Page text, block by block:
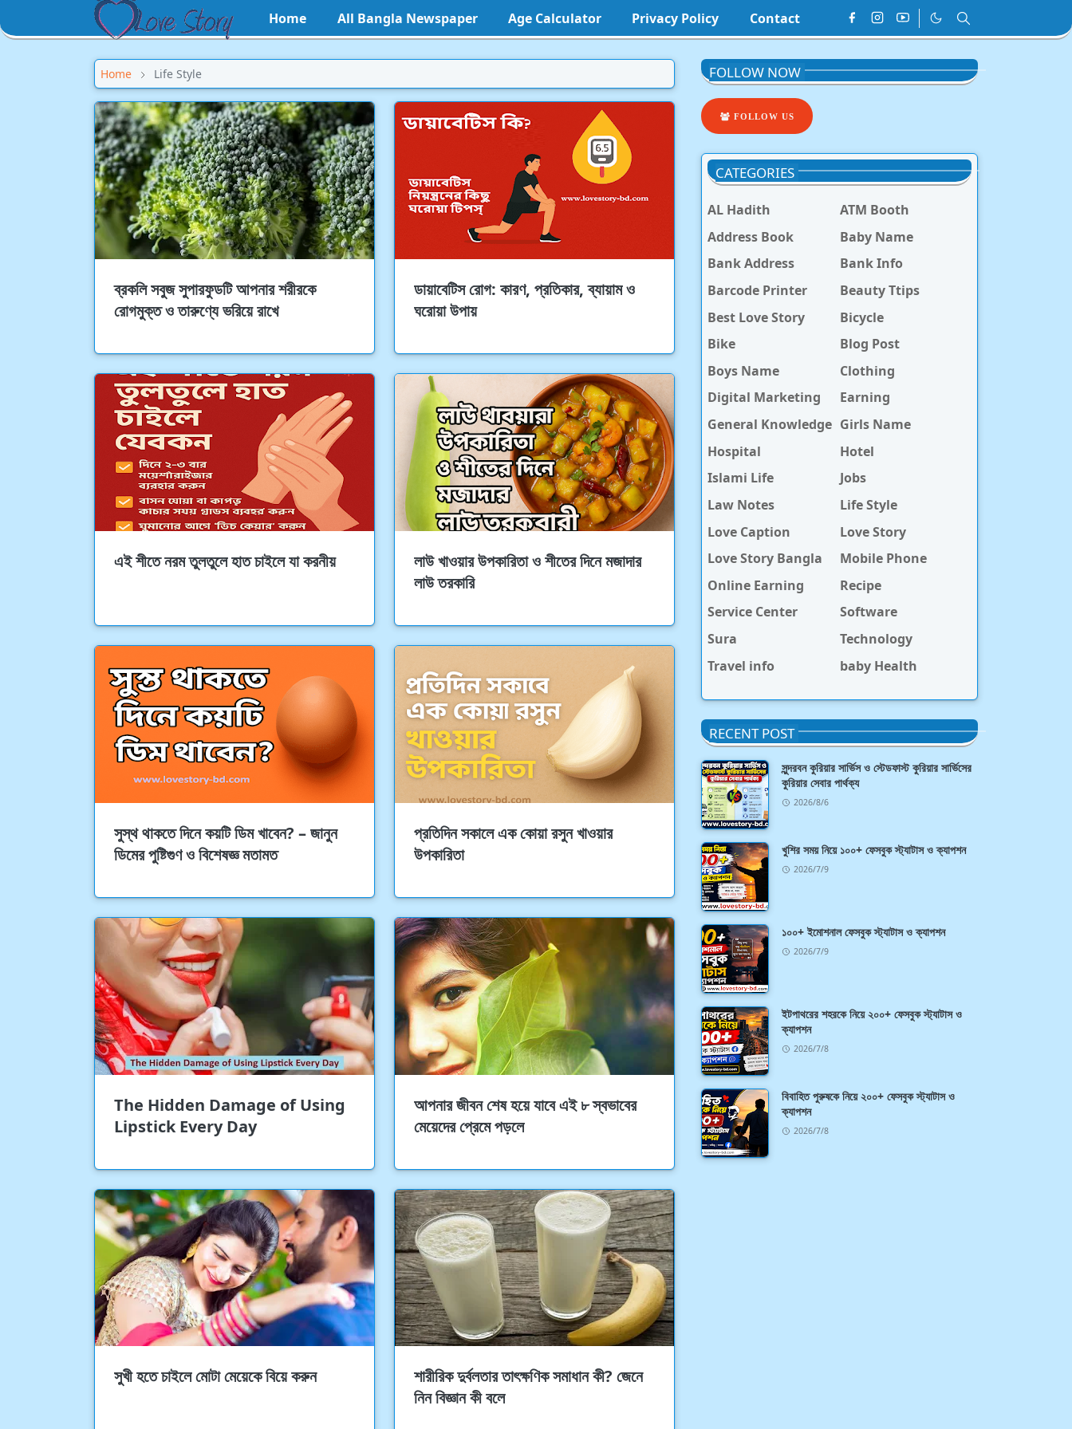
Home All Bangla Newspaper Age Calculator Privacy Policy Contact
Home Life Style
ব্রকলি সবুজ সুপারফুডটি আপনার শরীরকে
রোগমুক্ত ও তারুণ্যে ভরিয়ে রাখে
ডায়াবেটিস রোগ: কারণ, প্রতিকার, ব্যায়াম ও
ঘরোয়া উপায়
এই শীতে নরম তুলতুলে হাত চাইলে যা করনীয়
লাউ খাওয়ার উপকারিতা ও শীতের দিনে মজাদার
লাউ তরকারি
সুস্থ থাকতে দিনে কয়টি ডিম খাবেন? – জানুন
ডিমের পুষ্টিগুণ ও বিশেষজ্ঞ মতামত
প্রতিদিন সকালে এক কোয়া রসুন খাওয়ার
উপকারিতা
The Hidden Damage of Using
Lipstick Every Day
আপনার জীবন শেষ হয়ে যাবে এই ৮ স্বভাবের
মেয়েদের প্রেমে পড়লে
সুখী হতে চাইলে মোটা মেয়েকে বিয়ে করুন
শারীরিক দুর্বলতার তাৎক্ষণিক সমাধান কী? জেনে
নিন বিজ্ঞান কী বলে
FOLLOW NOW
FOLLOW US
CATEGORIES
AL Hadith
ATM Booth
Address Book
Baby Name
Bank Address
Bank Info
Barcode Printer
Beauty Ttips
Best Love Story
Bicycle
Bike
Blog Post
Boys Name
Clothing
Digital Marketing
Earning
General Knowledge Girls Name
Hospital
Hotel
Islami Life
Jobs
Law Notes
Life Style
Love Caption
Love Story
Love Story Bangla
Mobile Phone
Online Earning
Recipe
Service Center
Software
Sura
Technology
Travel info
baby Health
RECENT POST
সুন্দরবন কুরিয়ার সার্ভিস ও স্টেডফাস্ট কুরিয়ার সার্ভিসের
কুরিয়ার সেবার পার্থক্য
2026/8/6
খুশির সময় নিয়ে ১০০+ ফেসবুক স্ট্যাটাস ও ক্যাপশন
2026/7/9
১০০+ ইমোশনাল ফেসবুক স্ট্যাটাস ও ক্যাপশন
2026/7/9
ইটপাথরের শহরকে নিয়ে ২০০+ ফেসবুক স্ট্যাটাস ও
ক্যাপশন
2026/7/8
বিবাহিত পুরুষকে নিয়ে ২০০+ ফেসবুক স্ট্যাটাস ও
ক্যাপশন
2026/7/8